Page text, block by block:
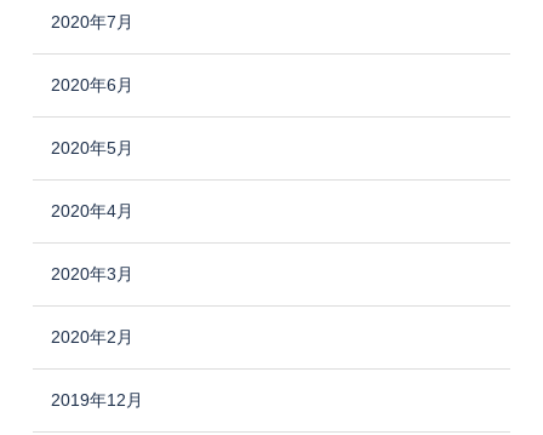
2020年7月
2020年6月
2020年5月
2020年4月
2020年3月
2020年2月
2019年12月